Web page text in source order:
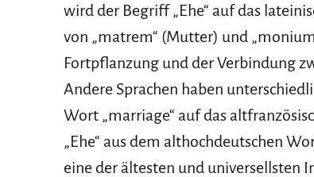
wird der Begriff „Ehe“ auf das
von „matrem“ (Mutter) und
Fortpflanzung und der Verbindung
Andere Sprachen haben
Wort „marriage“ auf das
„Ehe“ aus dem althochdeutschen
eine der ältesten und universellsten